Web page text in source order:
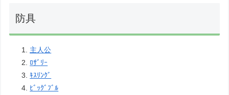
防具
主人公
ﾛｻﾞﾘｰ
ｷｽﾘﾝｸﾞ
ﾋﾞｯｸﾞﾌﾞﾙ